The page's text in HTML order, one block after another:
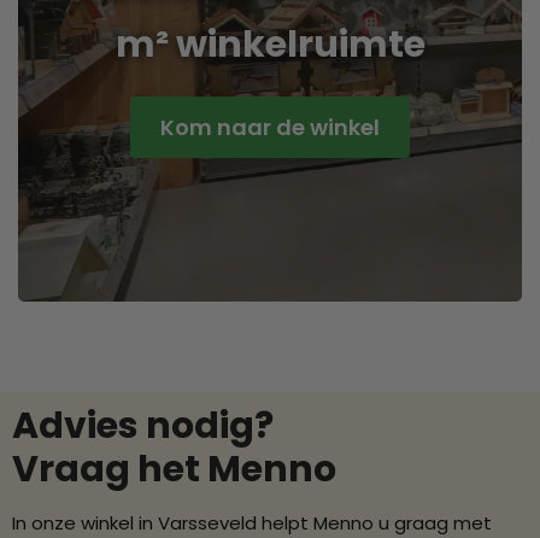
m² winkelruimte
Kom naar de winkel
Advies nodig?
Vraag het Menno
In onze winkel in Varsseveld helpt Menno u graag met